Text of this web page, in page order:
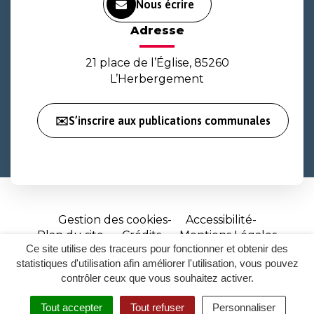
Ce site utilise des traceurs pour fonctionner et obtenir des
statistiques d'utilisation afin améliorer l'utilisation, vous pouvez
contrôler ceux que vous souhaitez activer.
Tout accepter Tout refuser Personnaliser
Nous écrire
Adresse
21 place de l’Église, 85260
L’Herbergement
✉️S’inscrire aux publications communales
Gestion des cookies
Accessibilité
Plan du site
Crédits
Mentions Légales
Site
réalisé
par
Inovagora